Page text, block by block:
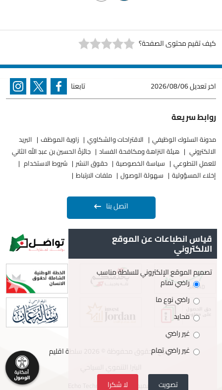
قياس انطباعات عن الموقع
الالكتروني
تصميم الموقع الإلكتروني للسلطة مناسب
راضي تمام
راضي نوع ما
محايد
غير راضي
غير راضي تمام
تصويت لا شكرا
كيف تقيم محتوى الصفحة؟
اخر تعديل2026/08/06 تابعنا
روابط سريعة
مدونة السلوك الوظيفي الاقتراحات والشكاوي زاوية الموظف
البريد
الالكتروني
هيئة النزاهة ومكافحة الفساد
جائزةُ الحسين بن عبدِ الله الثاني
للعملِ التطوعيِ
سياسة الخصوصية حقوق النشر
شروط الاستخدام
إخلاء المسؤولية
سهولة الوصول ملفات الارتباط
اتصل بنا
جميع الحقوق محفوظة © 2026 سلطة اقليم
تصميم وتطويرEcho Technology